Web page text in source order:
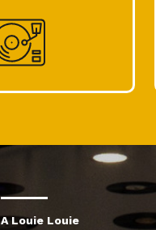
A Louie Louie